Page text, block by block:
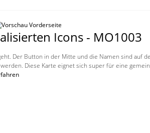
Icons - MO1003
Der Button in der Mitte und die Namen sind auf
Diese Karte eignet sich super für eine